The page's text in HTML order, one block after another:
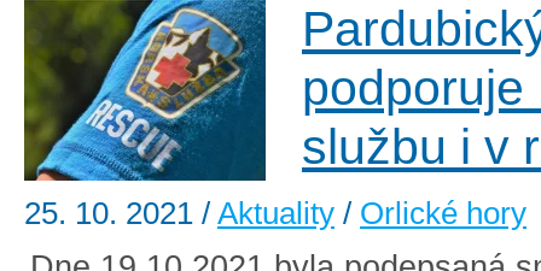
podporuje
službu i v
25. 10. 2021 / Aktuality / Orlické hory